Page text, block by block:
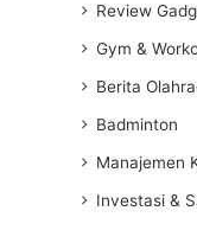
Review
Gym &
Berita
Badminton
Manajemen
Investasi &